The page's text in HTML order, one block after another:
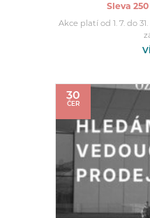
Sleva
Akce platí od 1. 7. do
30
ČER